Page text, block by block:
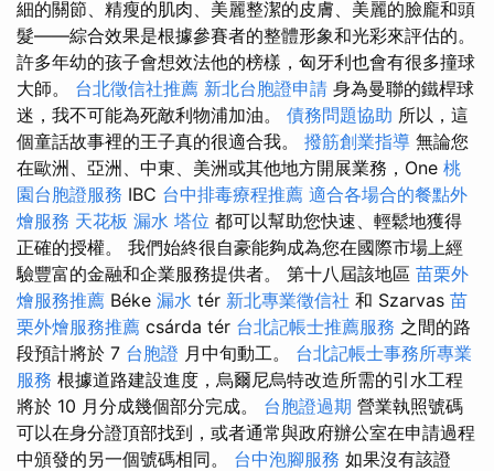
細的關節、精瘦的肌肉、美麗整潔的皮膚、美麗的臉龐和頭
髮——綜合效果是根據參賽者的整體形象和光彩來評估的。
許多年幼的孩子會想效法他的榜樣，匈牙利也會有很多撞球
大師。 台北徵信社推薦 新北台胞證申請 身為曼聯的鐵桿球
迷，我不可能為死敵利物浦加油。 債務問題協助 所以，這
個童話故事裡的王子真的很適合我。 撥筋創業指導 無論您
在歐洲、亞洲、中東、美洲或其他地方開展業務，One 桃
園台胞證服務 IBC 台中排毒療程推薦 適合各場合的餐點外
燴服務 天花板 漏水 塔位 都可以幫助您快速、輕鬆地獲得
正確的授權。 我們始終很自豪能夠成為您在國際市場上經
驗豐富的金融和企業服務提供者。 第十八屆該地區 苗栗外
燴服務推薦 Béke 漏水 tér 新北專業徵信社 和 Szarvas 苗
栗外燴服務推薦 csárda tér 台北記帳士推薦服務 之間的路
段預計將於 7​​ 台胞證 月中旬動工。 台北記帳士事務所專業
服務 根據道路建設進度，烏爾尼烏特改造所需的引水工程
將於 10 月分成幾個部分完成。 台胞證過期 營業執照號碼
可以在身分證頂部找到，或者通常與政府辦公室在申請過程
中頒發的另一個號碼相同。 台中泡腳服務 如果沒有該證